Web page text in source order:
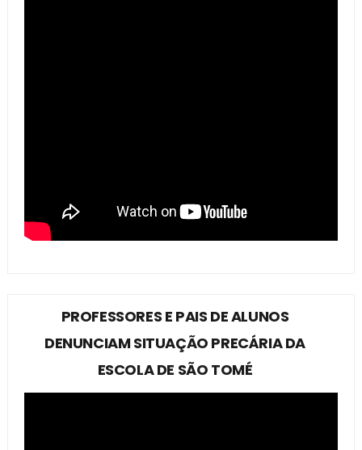
PROFESSORES E PAIS DE ALUNOS
DENUNCIAM SITUAÇÃO PRECÁRIA DA
ESCOLA DE SÃO TOMÉ